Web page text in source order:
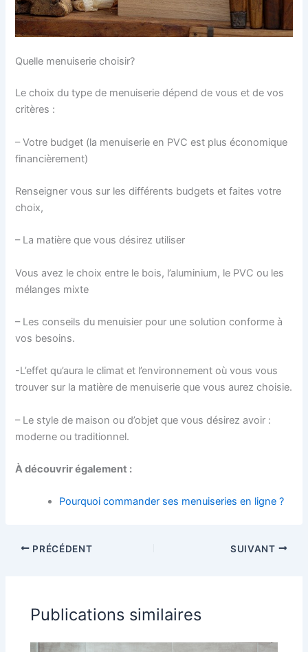
Quelle menuiserie choisir?
Le choix du type de menuiserie dépend de vous et de vos
critères :
– Votre budget (la menuiserie en PVC est plus économique
financièrement)
Renseigner vous sur les différents budgets et faites votre
choix,
– La matière que vous désirez utiliser
Vous avez le choix entre le bois, l’aluminium, le PVC ou les
mélanges mixte
– Les conseils du menuisier pour une solution conforme à
vos besoins.
-L’effet qu’aura le climat et l’environnement où vous vous
trouver sur la matière de menuiserie que vous aurez choisie.
– Le style de maison ou d’objet que vous désirez avoir :
moderne ou traditionnel.
À découvrir également :
Pourquoi commander ses menuiseries en ligne ?
PRÉCÉDENT SUIVANT
Publications similaires